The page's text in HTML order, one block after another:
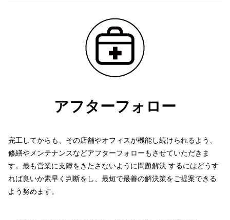
アフターフォロー
完工してからも、その店舗やオフィスが機能し続けられるよう、
修繕やメンテナンスなどアフターフォローもさせていただきま
す。 最も営業に支障をきたさないように問題解決 するにはどうす
れば良いか素早く判断をし、最短で最善の解決策をご提案できる
よう努めます。